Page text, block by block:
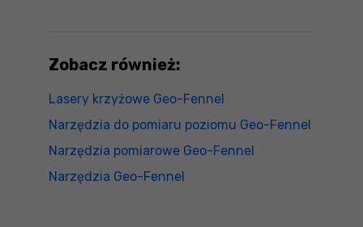
Zobacz również:
Lasery krzyżowe Geo-Fennel
Narzędzia do pomiaru poziomu Geo-Fennel
Narzędzia pomiarowe Geo-Fennel
Narzędzia Geo-Fennel